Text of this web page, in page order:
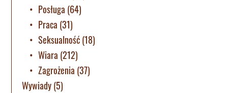
Posługa (64)
Praca (31)
Seksualność(18)
Wiara (212)
Zagrożenia (37)
Wywiady(5)